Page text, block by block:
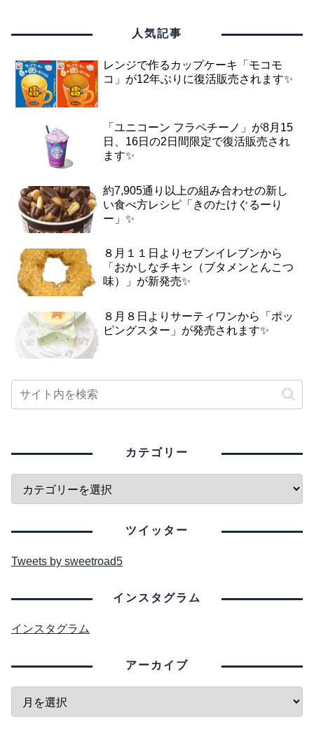
人気記事
レンジで作るカップケーキ「モコモ
コ」が12年ぶりに復活販売されます✨
「ユニコーン フラペチーノ」が8月15
日、16日の2日間限定で復活販売され
ます✨
約7,905通り以上の組み合わせの新し
い食べ方レシピ「きのたけぐるーり
ー」✨
８月１１日よりセブンイレブンから
「おかしなチキン（ブタメンとんこつ
味）」が新発売✨
８月８日よりサーティワンから「ポッ
ピングスター」が発売されます✨
カテゴリー
ツイッター
Tweets by sweetroad5
インスタグラム
インスタグラム
アーカイブ